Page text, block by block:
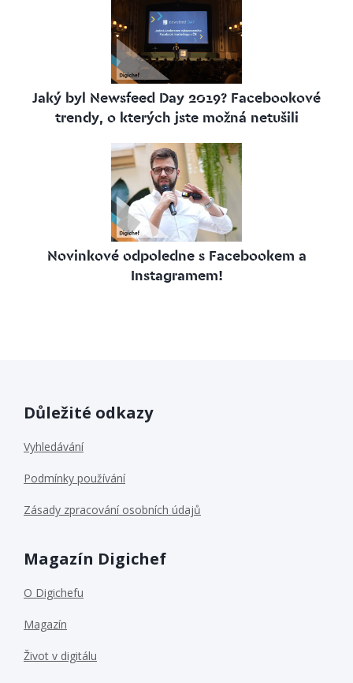
Jaký byl Newsfeed Day 2019? Facebookové
trendy, o kterých jste možná netušili
Novinkové odpoledne s Facebookem a
Instagramem!
Důležité odkazy
Vyhledávání
Podmínky používání
Zásady zpracování osobních údajů
Magazín Digichef
O Digichefu
Magazín
Život v digitálu